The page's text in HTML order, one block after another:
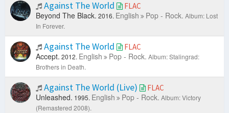
Against The World FLAC
Beyond The Black. 2016. English Pop - Rock. Album: Lost
In Forever.
Against The World FLAC
Accept. 2012. English Pop - Rock. Album: Stalingrad:
Brothers in Death.
Against The World (Live) FLAC
Unleashed. 1995. English Pop - Rock. Album: Victory
(Remastered 2008).